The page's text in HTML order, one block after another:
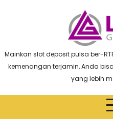
Mainkan slot deposit pulsa ber-
kemenangan terjamin, Anda
yang lebih